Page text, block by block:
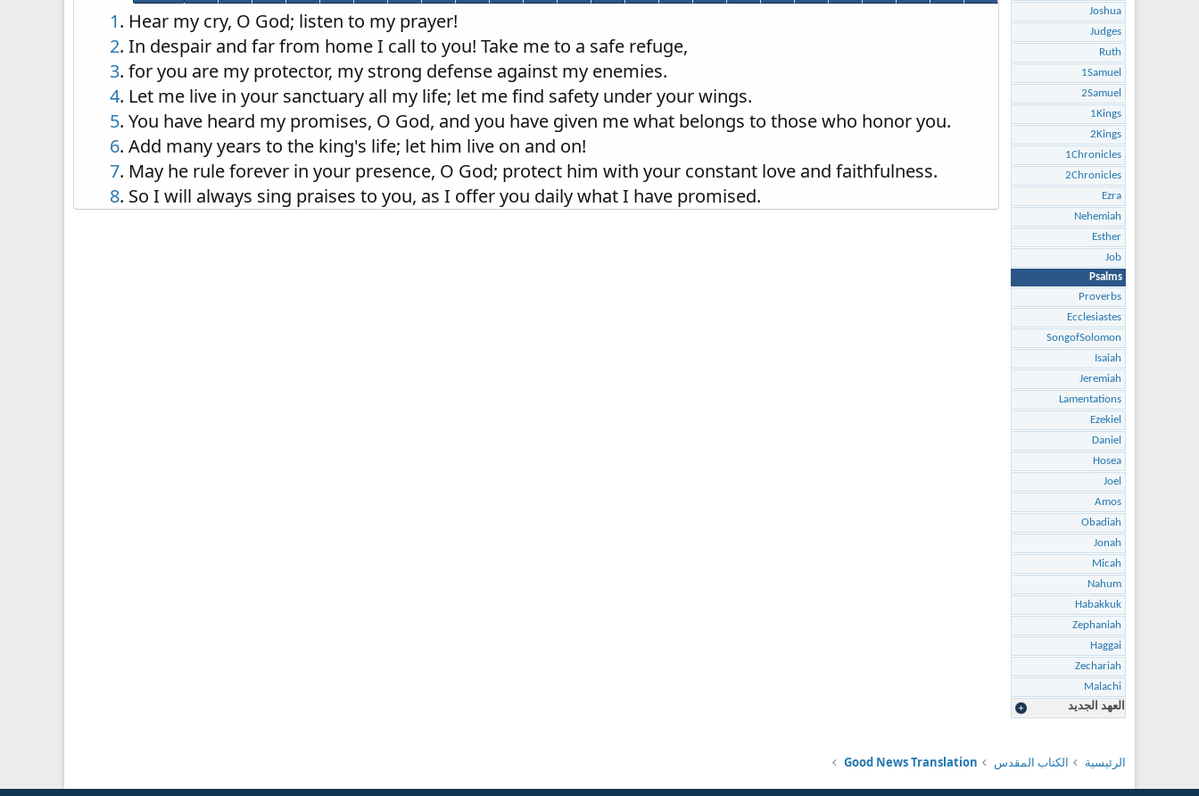
1. Hear my cry, O God; listen to my prayer!
2. In despair and far from home I call to you! Take me to a safe refuge,
3. for you are my protector, my strong defense against my enemies.
4. Let me live in your sanctuary all my life; let me find safety under your wings.
5. You have heard my promises, O God, and you have given me what belongs to those who honor you.
6. Add many years to the king's life; let him live on and on!
7. May he rule forever in your presence, O God; protect him with your constant love and faithfulness.
8. So I will always sing praises to you, as I offer you daily what I have promised.
Joshua
Judges
Ruth
1Samuel
2Samuel
1Kings
2Kings
1Chronicles
2Chronicles
Ezra
Nehemiah
Esther
Job
Psalms
Proverbs
Ecclesiastes
SongofSolomon
Isaiah
Jeremiah
Lamentations
Ezekiel
Daniel
Hosea
Joel
Amos
Obadiah
Jonah
Micah
Nahum
Habakkuk
Zephaniah
Haggai
Zechariah
Malachi
العهد الجديد
الرئيسية الكتاب المقدس Good News Translation